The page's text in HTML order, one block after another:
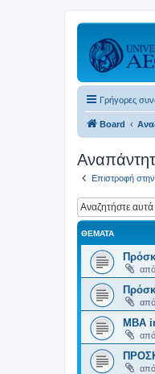
Γρήγορες
Board
Επιστροφή στην
ΘΈΜΑΤΑ
από
από
MBA
από
από